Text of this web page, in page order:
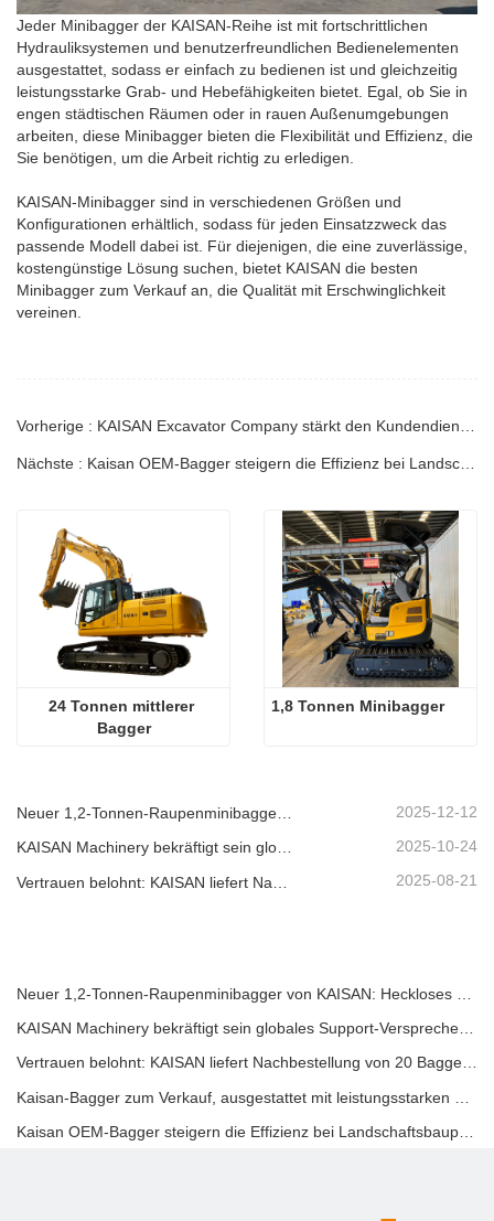
Jeder Minibagger der KAISAN-Reihe ist mit fortschrittlichen
Hydrauliksystemen und benutzerfreundlichen Bedienelementen
ausgestattet, sodass er einfach zu bedienen ist und gleichzeitig
leistungsstarke Grab- und Hebefähigkeiten bietet. Egal, ob Sie in
engen städtischen Räumen oder in rauen Außenumgebungen
arbeiten, diese Minibagger bieten die Flexibilität und Effizienz, die
Sie benötigen, um die Arbeit richtig zu erledigen.
KAISAN-Minibagger sind in verschiedenen Größen und
Konfigurationen erhältlich, sodass für jeden Einsatzzweck das
passende Modell dabei ist. Für diejenigen, die eine zuverlässige,
kostengünstige Lösung suchen, bietet KAISAN die besten
Minibagger zum Verkauf an, die Qualität mit Erschwinglichkeit
vereinen.
24 Tonnen mittlerer
Bagger
1,8 Tonnen Minibagger
2025-12-12
KAISAN Machinery bekräftigt sein globales Support-Versprechen mit einer proaktiven technischen Mission in 2025-10-24
2025-08-21
Vertrauen belohnt: KAISAN liefert Nachbestellung von 20 Baggern an langjährigen portugiesischen Partner